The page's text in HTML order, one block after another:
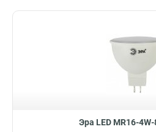
Эра LED MR16-